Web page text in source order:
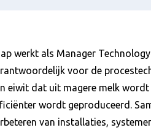
werkt als Manager
voor de
eiwit dat uit magere melk wordt
wordt geproduceerd.
van installaties,